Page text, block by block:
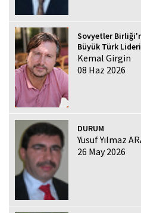
Sovyetler
Büyük Türk Lideri
Kemal Girgin
08 Haz 2026
DURUM
Yusuf Yılmaz
26 May 2026